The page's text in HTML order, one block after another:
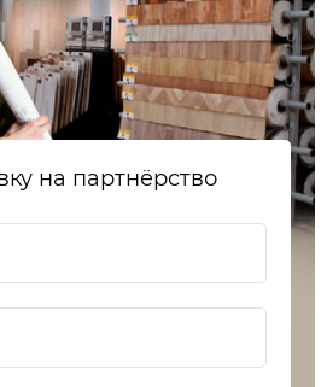
на партнёрство